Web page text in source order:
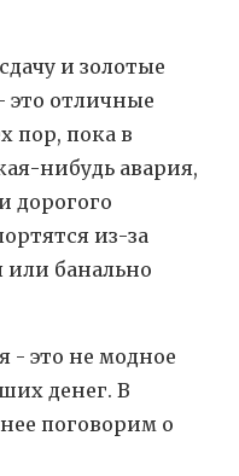
и золотые
отличные
пор, пока в
нибудь авария,
дорогого
из-за
или банально
- это не модное
денег. В
поговорим о